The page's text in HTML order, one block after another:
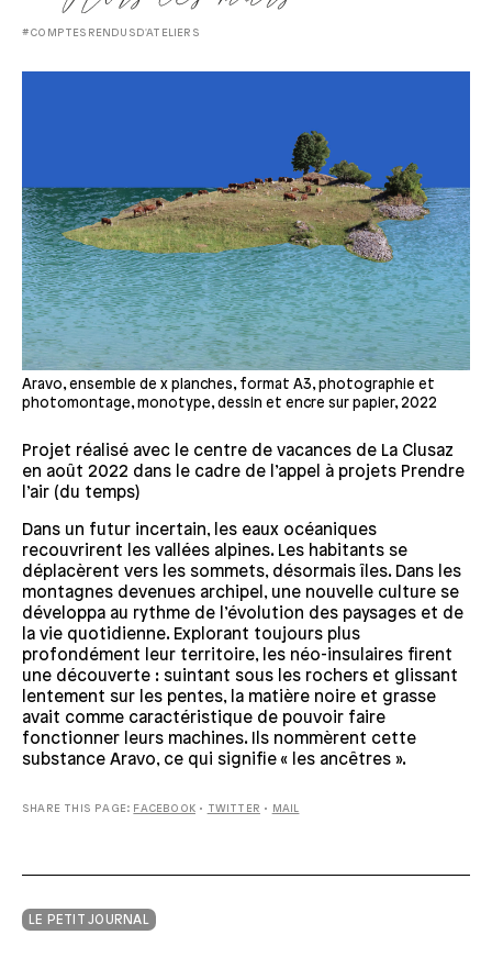
#COMPTESRENDUSD'ATELIERS
Aravo, ensemble de x planches, format A3, photographie et
photomontage, monotype, dessin et encre sur papier, 2022
Projet réalisé avec le centre de vacances de La Clusaz
en août 2022 dans le cadre de l’appel à projets Prendre
l’air (du temps)
Dans un futur incertain, les eaux océaniques
recouvrirent les vallées alpines. Les habitants se
déplacèrent vers les sommets, désormais îles. Dans les
montagnes devenues archipel, une nouvelle culture se
développa au rythme de l’évolution des paysages et de
la vie quotidienne. Explorant toujours plus
profondément leur territoire, les néo-insulaires firent
une découverte : suintant sous les rochers et glissant
lentement sur les pentes, la matière noire et grasse
avait comme caractéristique de pouvoir faire
fonctionner leurs machines. Ils nommèrent cette
substance Aravo, ce qui signifie « les ancêtres ».
SHARE THIS PAGE: FACEBOOK • TWITTER • MAIL
LE PETIT JOURNAL